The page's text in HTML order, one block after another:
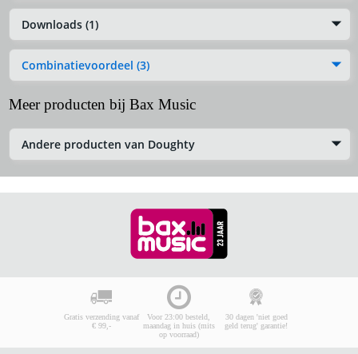
Downloads (1)
Combinatievoordeel (3)
Meer producten bij Bax Music
Andere producten van Doughty
Gratis verzending vanaf
€ 99,-
Voor 23:00 besteld,
maandag in huis (mits
op voorraad)
30 dagen 'niet goed
geld terug' garantie!